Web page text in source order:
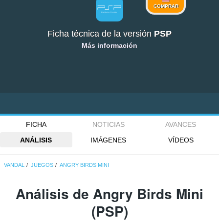
COMPRAR
Ficha técnica de la versión PSP
Más información
FICHA NOTICIAS
AVANCES
ANÁLISIS
IMÁGENES VÍDEOS
VANDAL JUEGOS ANGRY BIRDS MINI
Análisis de Angry Birds Mini
(PSP)